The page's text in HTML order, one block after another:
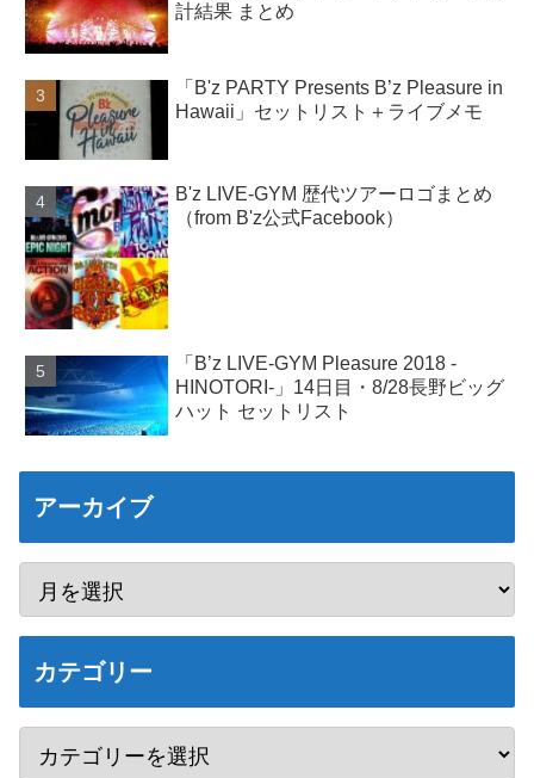
計結果 まとめ
「B'z PARTY Presents B’z Pleasure in
Hawaii」セットリスト＋ライブメモ
B'z LIVE-GYM 歴代ツアーロゴまとめ
（from B'z公式Facebook）
「B’z LIVE-GYM Pleasure 2018 -
HINOTORI-」14日目・8/28長野ビッグ
ハット セットリスト
アーカイブ
カテゴリー